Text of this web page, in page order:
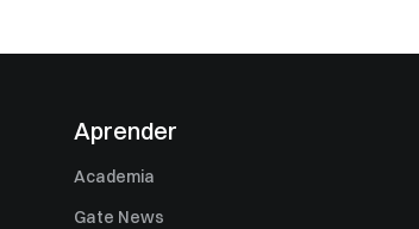
Aprender
Academia
Gate News